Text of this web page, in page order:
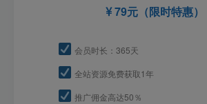
79元（限时特惠）
会员时长：365天
全站资源免费获取1年
推广佣金高达50％